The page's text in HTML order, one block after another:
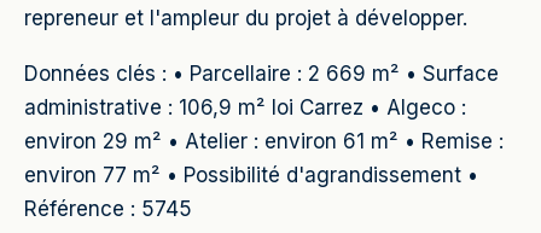
repreneur et l'ampleur du projet à développer.
Données clés : • Parcellaire : 2 669 m² • Surface
administrative : 106,9 m² loi Carrez • Algeco :
environ 29 m² • Atelier : environ 61 m² • Remise :
environ 77 m² • Possibilité d'agrandissement •
Référence : 5745